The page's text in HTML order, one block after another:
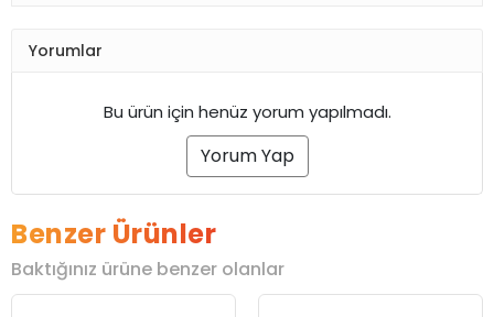
Yorumlar
Bu ürün için henüz yorum yapılmadı.
Yorum Yap
Benzer Ürünler
Baktığınız ürüne benzer olanlar